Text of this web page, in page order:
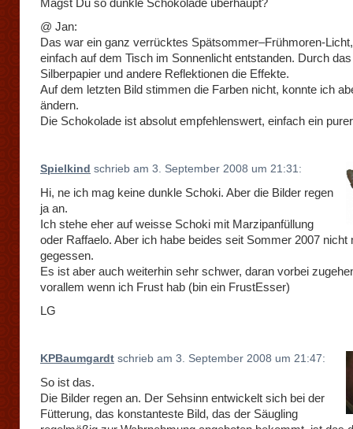
Magst Du so dunkle Schokolade überhaupt?
@ Jan:
Das war ein ganz verrücktes Spätsommer–Frühmoren-
einfach auf dem Tisch im Sonnenlicht entstanden. Durch das
Silberpapier und andere Reflektionen die Effekte.
Auf dem letzten Bild stimmen die Farben nicht, konnte ich
ändern.
Die Schokolade ist absolut empfehlenswert, einfach ein
Spielkind schrieb am 3. September 2008 um 21:31:
Hi, ne ich mag keine dunkle Schoki. Aber die Bilder regen
ja an.
Ich stehe eher auf weisse Schoki mit Marzipanfüllung
oder Raffaelo. Aber ich habe beides seit Sommer 2007 nicht
gegessen.
Es ist aber auch weiterhin sehr schwer, daran vorbei
vorallem wenn ich Frust hab (bin ein FrustEsser)
LG
KPBaumgardt schrieb am 3. September 2008 um 21:47:
So ist das.
Die Bilder regen an. Der Sehsinn entwickelt sich bei der
Fütterung, das konstanteste Bild, das der Säugling